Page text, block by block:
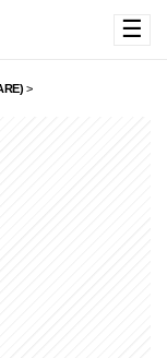
☰
>